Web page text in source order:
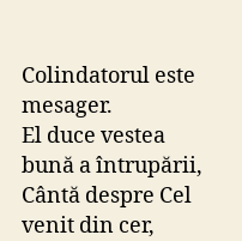
Colindatorul este
mesager.
El duce vestea
bună a întrupării,
Cântă despre Cel
venit din cer,